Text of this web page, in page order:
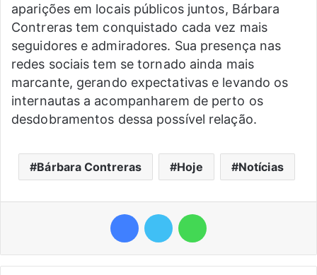
aparições em locais públicos juntos, Bárbara
Contreras tem conquistado cada vez mais
seguidores e admiradores. Sua presença nas
redes sociais tem se tornado ainda mais
marcante, gerando expectativas e levando os
internautas a acompanharem de perto os
desdobramentos dessa possível relação.
Bárbara Contreras Hoje Notícias
FacebookTwitter